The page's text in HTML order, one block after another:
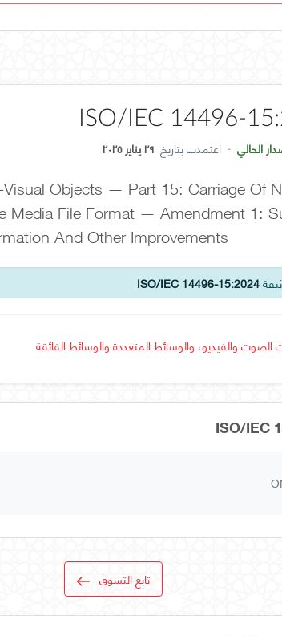
ISO/IEC 14496-
الحالي · اعتمدت بتاريخ ٢٩ يناير ٢٠٢٥
Objects — Part 15: Carriage Of
Media File Format — Amendment 1:
And Other Improvements
ISO/IEC 14496-15:2024
الصوت والفيديو، والوسائط المتعددة والوسائط الفائقة
تابع التسوق